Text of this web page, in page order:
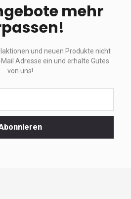
mehr
und neuen Produkte nicht
Adresse ein und erhalte Gutes
von uns!